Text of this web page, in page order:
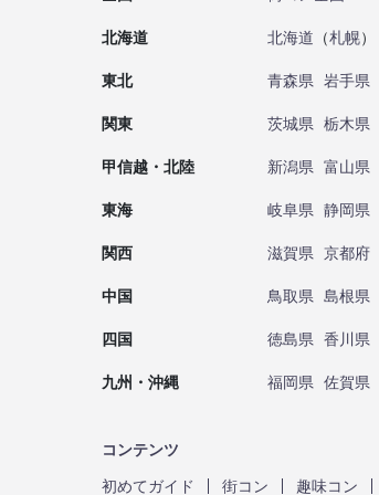
北海道 北海道 （札幌）
東北 青森県 岩手県
関東 茨城県 栃木県
甲信越・北陸 新潟県 富山県
東海 岐阜県 静岡県
関西 滋賀県 京都府
中国 鳥取県 島根県
四国 徳島県 香川県
九州・沖縄 福岡県 佐賀県
コンテンツ
初めてガイド
街コン 趣味コン